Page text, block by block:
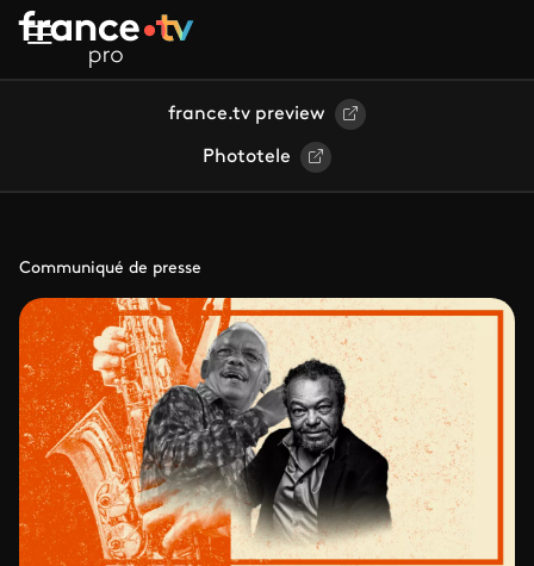
Aller au contenu principal
france.tv preview
Phototele
Communiqué de presse